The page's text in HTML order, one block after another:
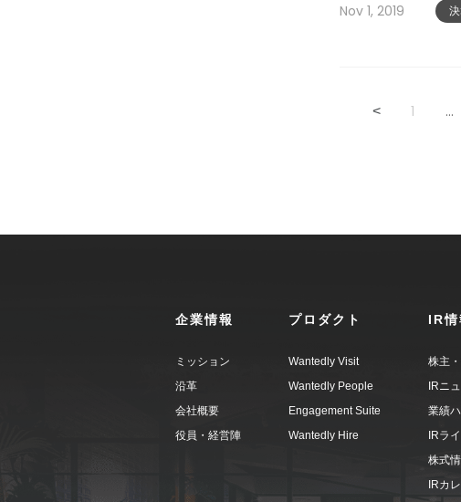
Nov 1, 2019
< 1 ...
企業情報
ミッション
沿革
会社概要
役員・経営陣
プロダクト
Wantedly Visit
Wantedly People
Engagement Suite
Wantedly Hire
IR情
株主
IRニ
業績
IRラ
株式
IRカ